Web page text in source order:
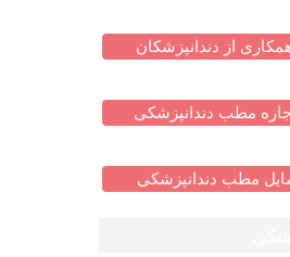
از دندانپزشکان
مطب دندانپزشکی
مطب دندانپزشکی